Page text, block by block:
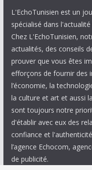
L'EchoTunisien est un
spécialisé dans
Chez L'EchoTunisien,
actualités, des conseils
prouver que vous êtes
efforçons de fournir des
l’économie, la
la culture et art et aussi
sont toujours notre
d'établir avec eux des
confiance et
l’agence Echocom,
de publicité.